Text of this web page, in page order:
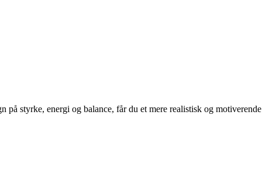
styrke, energi og balance, får du et mere realistisk og motiverende